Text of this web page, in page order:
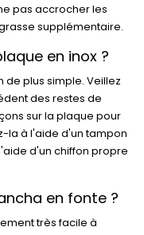
pas accrocher les
supplémentaire.
en inox ?
de plus simple. Veillez
des restes de
sur la plaque pour
la à l'aide d'un tampon
d'un chiffon propre
en fonte ?
très facile à